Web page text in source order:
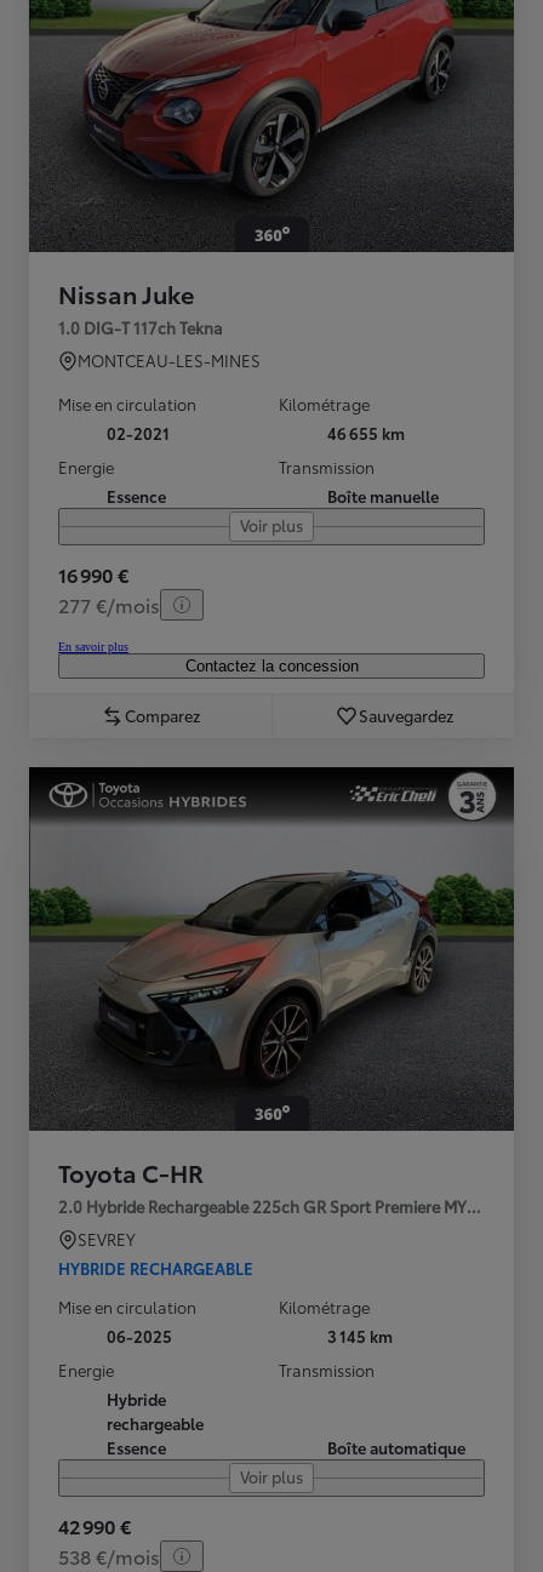
Nissan Juke
1.0 DIG-T 117ch Tekna
MONTCEAU-LES-MINES
Mise en circulation
02-2021
Kilométrage
46 655 km
Energie
Essence
Transmission
Boîte manuelle
Voir plus
16 990 €
277 €/mois
En savoir plus
Contactez la concession
Comparez Sauvegardez
Toyota C-HR
2.0 Hybride Rechargeable 225ch GR Sport Premiere MY25
SEVREY
HYBRIDE RECHARGEABLE
Mise en circulation
06-2025
Kilométrage
3 145 km
Energie
Hybride
rechargeable
Essence
Transmission
Boîte automatique
Voir plus
42 990 €
538 €/mois